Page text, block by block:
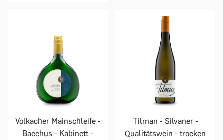
Volkacher Mainschleife -
Bacchus - Kabinett -
Tilman - Silvaner -
Qualitätswein - trocken